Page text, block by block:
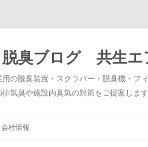
脱臭ブログ 共生
用の脱臭装置・スクラバー・脱臭機・
気臭や施設内臭気の対策をご提案します
会社情報